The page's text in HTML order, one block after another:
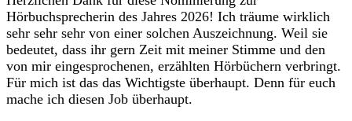
Hörbuchsprecherin des Jahres 2026! Ich träume wirklich
sehr sehr sehr von einer solchen Auszeichnung. Weil sie
bedeutet, dass ihr gern Zeit mit meiner Stimme und den
von mir eingesprochenen, erzählten Hörbüchern verbringt.
Für mich ist das das Wichtigste überhaupt. Denn für euch
mache ich diesen Job überhaupt.